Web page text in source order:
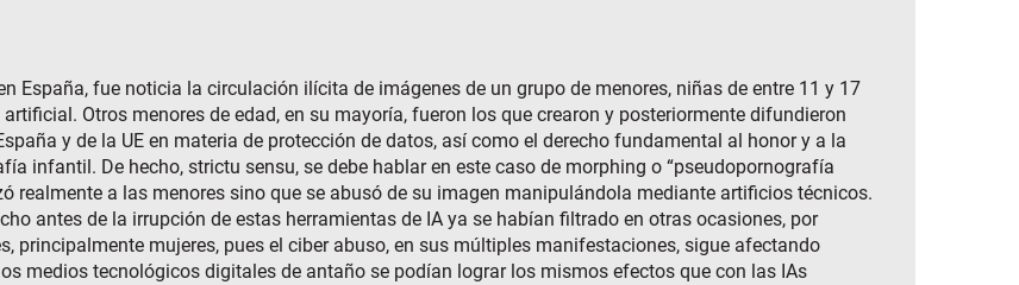
España, fue noticia la circulación ilícita de imágenes de un grupo de menores, niñas de entre 11 y 17
Otros menores de edad, en su mayoría, fueron los que crearon y posteriormente difundieron
y de la UE en materia de protección de datos, así como el derecho fundamental al honor y a la
infantil. De hecho, strictu sensu, se debe hablar en este caso de morphing o “pseudopornografía
realmente a las menores sino que se abusó de su imagen manipulándola mediante artificios técnicos.
antes de la irrupción de estas herramientas de IA ya se habían filtrado en otras ocasiones, por
principalmente mujeres, pues el ciber abuso, en sus múltiples manifestaciones, sigue afectando
medios tecnológicos digitales de antaño se podían lograr los mismos efectos que con las IAs